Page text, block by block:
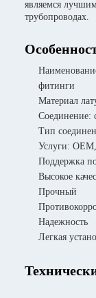
являемся
трубопроводах.
фитинги
Материал
Соединение:
Тип
Услуги:
Поддержка
Высокое
Прочный
Надежность
Легкая